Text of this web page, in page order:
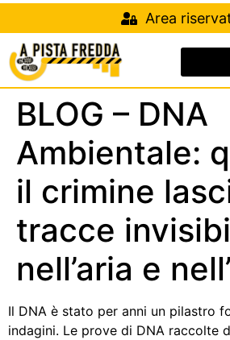
Area
BLOG – DNA
Ambientale:
il crimine
tracce
nell’aria e
Il DNA è stato per anni un pilastro
indagini. Le prove di DNA raccolte